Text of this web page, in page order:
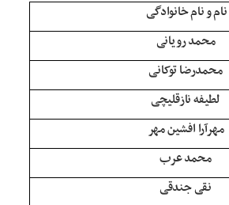
نام و نام خانوادگی
محمد رویانی
محمدرضا توکانی
لطیفه نازقلیچی
مهرآرا افشین مهر
محمد عرب
نقی جندقی